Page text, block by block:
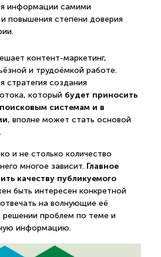
информации самими
повышения степени доверия
контент-маркетинг,
и трудоёмкой работе.
стратегия создания
который будет приносить
системам и в
, вполне может стать основой
и не столько количество
многое зависит. Главное
качеству публикуемого
быть интересен конкретной
на волнующие её
решении проблем по теме и
информацию.